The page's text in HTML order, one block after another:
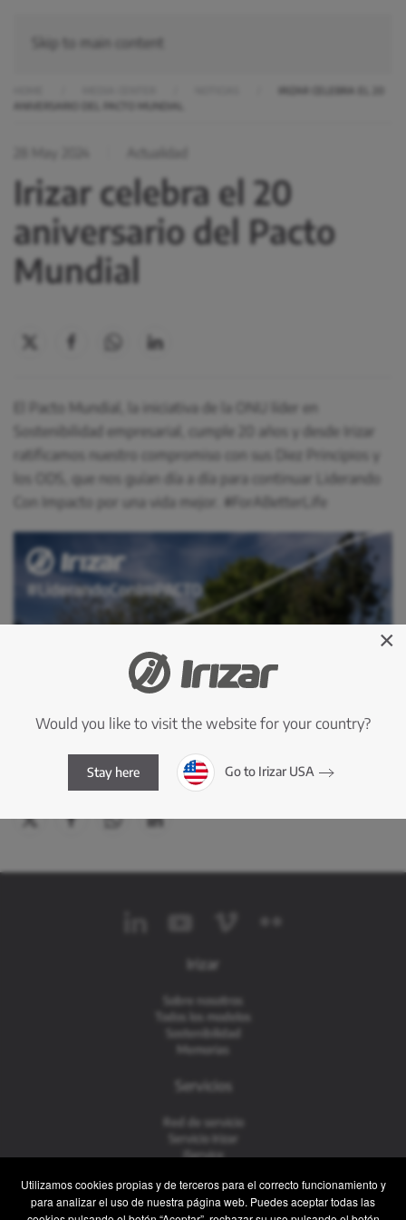
Utilizamos cookies propias y de terceros para el correcto funcionamiento y
para analizar el uso de nuestra página web. Puedes aceptar todas las
Skip to main content
Irizar celebra el 20
aniversario del Pacto
Mundial
El Pacto Mundial, la iniciativa de la ONU líder en
Sostenibilidad empresarial, cumple 20 años y desde Irizar
ratificamos nuestro compromiso con sus Diez Principios y
los ODS, que nos guían día a día para continuar Liderando
Con Impacto por una vida mejor. #ForABetterLife
Irizar
Sobre nosotros
Todos los modelos
Sostenibilidad
Memorias
Servicios
Red de servicio
Servicio Irizar
iService
Contacto
×
Would you like to visit the website for your country?
Stay here Go to Irizar USA